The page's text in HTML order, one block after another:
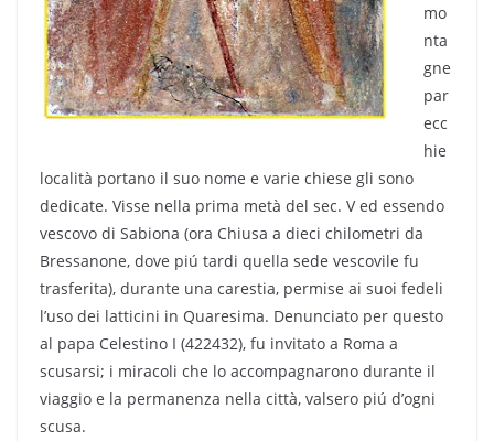
mo
nta
gne
par
ecc
hie
località portano il suo nome e varie chiese gli sono
dedicate. Visse nella prima metà del sec. V ed essendo
vescovo di Sabiona (ora Chiusa a dieci chilometri da
Bressanone, dove piú tardi quella sede vescovile fu
trasferita), durante una carestia, permise ai suoi fedeli
l’uso dei latticini in Quaresima. Denunciato per questo
al papa Celestino I (422432), fu invitato a Roma a
scusarsi; i miracoli che lo accompagnarono durante il
viaggio e la permanenza nella città, valsero piú d’ogni
scusa.